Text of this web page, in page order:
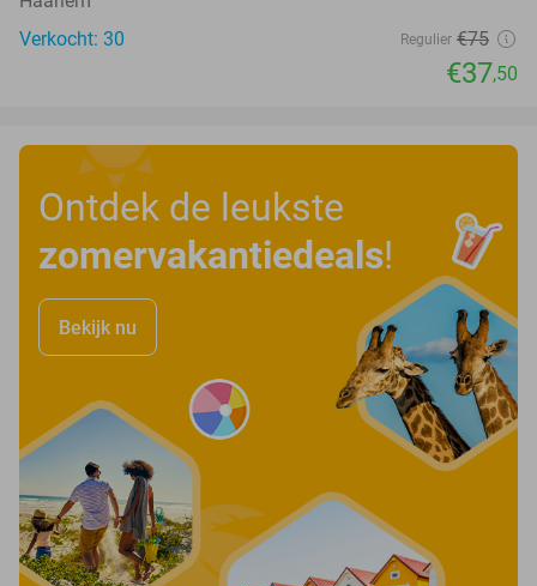
Verkocht: 30
Regulier €75
€37,50
Ontdek de leukste
zomervakantiedeals!
Bekijk nu